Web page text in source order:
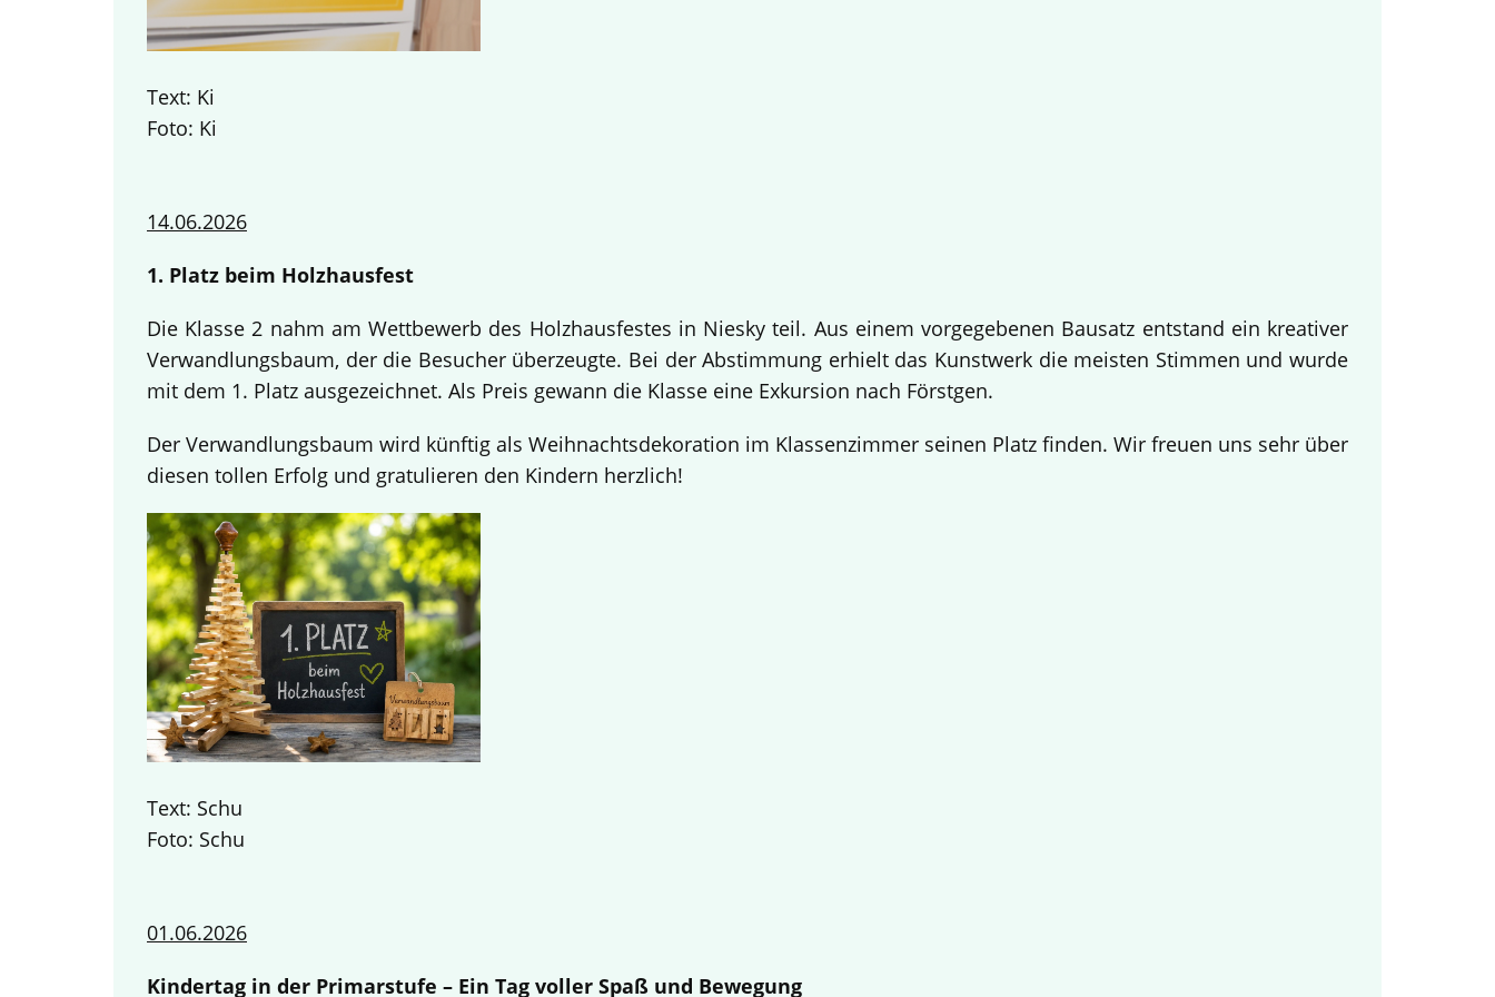
Text: Ki
Foto: Ki
14.06.2026
1. Platz beim Holzhausfest
Die Klasse 2 nahm am Wettbewerb des Holzhausfestes in Niesky teil. Aus einem vorgegebenen Bausatz entstand ein kreativer
Verwandlungsbaum, der die Besucher überzeugte. Bei der Abstimmung erhielt das Kunstwerk die meisten Stimmen und wurde
mit dem 1. Platz ausgezeichnet. Als Preis gewann die Klasse eine Exkursion nach Förstgen.
Der Verwandlungsbaum wird künftig als Weihnachtsdekoration im Klassenzimmer seinen Platz finden. Wir freuen uns sehr über
diesen tollen Erfolg und gratulieren den Kindern herzlich!
Text: Schu
Foto: Schu
01.06.2026
Kindertag in der Primarstufe – Ein Tag voller Spaß und Bewegung